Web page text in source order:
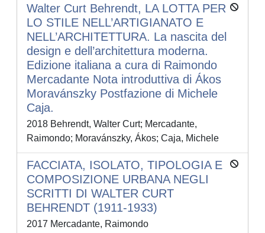
Walter Curt Behrendt, LA LOTTA PER
LO STILE NELL’ARTIGIANATO E
NELL’ARCHITETTURA. La nascita del
design e dell’architettura moderna.
Edizione italiana a cura di Raimondo
Mercadante Nota introduttiva di Ákos
Moravánszky Postfazione di Michele
Caja.
2018 Behrendt, Walter Curt; Mercadante,
Raimondo; Moravánszky, Ákos; Caja, Michele
FACCIATA, ISOLATO, TIPOLOGIA E
COMPOSIZIONE URBANA NEGLI
SCRITTI DI WALTER CURT
BEHRENDT (1911-1933)
2017 Mercadante, Raimondo